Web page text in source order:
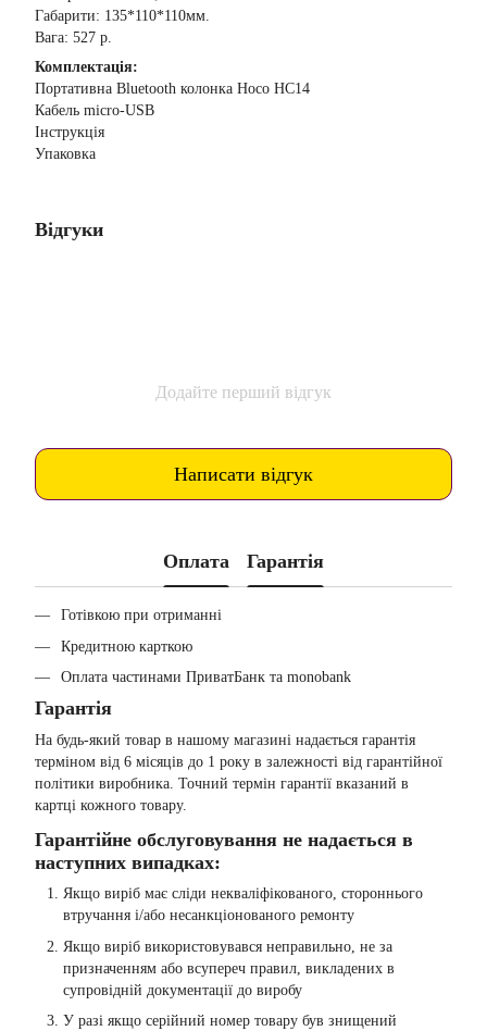
Габарити: 135*110*110мм.
Вага: 527 р.
Комплектація:
Портативна Bluetooth колонка Hoco HС14
Кабель micro-USB
Інструкція
Упаковка
Відгуки
Додайте перший відгук
Написати відгук
Оплата Гарантія
Готівкою при отриманні
Кредитною карткою
Оплата частинами ПриватБанк та monobank
Гарантія
На будь-який товар в нашому магазині надається гарантія
терміном від 6 місяців до 1 року в залежності від гарантійної
політики виробника. Точний термін гарантії вказаний в
картці кожного товару.
Гарантійне обслуговування не надається в
наступних випадках:
Якщо виріб має сліди некваліфікованого, стороннього
втручання і/або несанкціонованого ремонту
Якщо виріб використовувався неправильно, не за
призначенням або всупереч правил, викладених в
супровідній документації до виробу
У разі якщо серійний номер товару був знищений